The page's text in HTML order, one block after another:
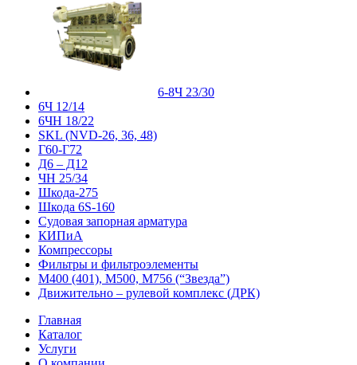
6-8Ч 23/30
6Ч 12/14
6ЧН 18/22
SKL (NVD-26, 36, 48)
Г60-Г72
Д6 – Д12
ЧН 25/34
Шкода-275
Шкода 6S-160
Судовая запорная арматура
КИПиА
Компрессоры
Фильтры и фильтроэлементы
М400 (401), М500, М756 (“Звезда”)
Движительно – рулевой комплекс (ДРК)
Главная
Каталог
Услуги